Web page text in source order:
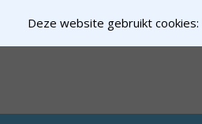
Deze website gebruikt cookies: